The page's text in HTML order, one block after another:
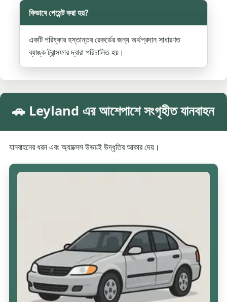
কিভাবে পেমেন্ট করা হয়?
একটি পরিষ্কার হস্তান্তর রেকর্ডের জন্য অর্থপ্রদান সাধারণত
ব্যাঙ্ক ট্রান্সফার দ্বারা পরিচালিত হয়।
🚗 Leyland এর আশেপাশে সংগৃহীত যানবাহন
যানবাহনের ধরন এবং অ্যাক্সেস উভয়ই উদ্ধৃতির আকার দেয়।